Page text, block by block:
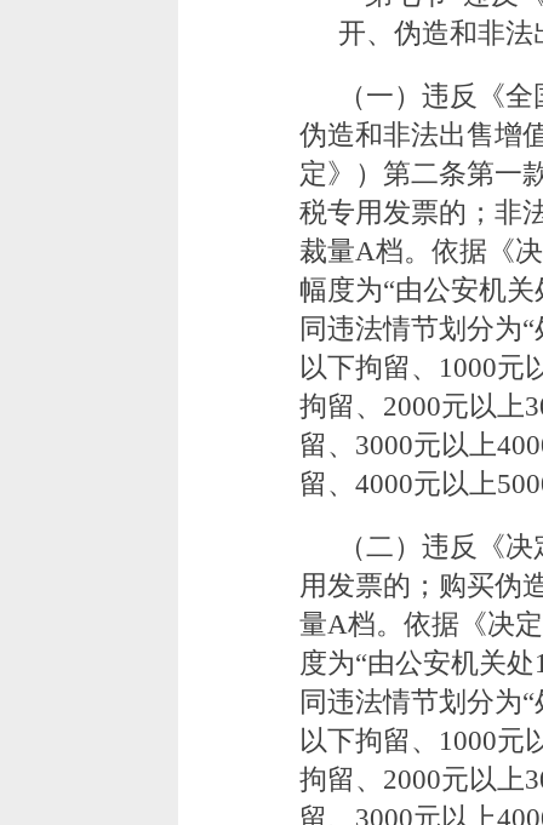
开、伪造和非
（一）违反《
伪造和非法出售增
定》）第二条第一
税专用发票的；非
裁量A档。依据《
幅度为“由公安机
同违法情节划分为
以下拘留、1000元
拘留、2000元以上
留、3000元以上
留、4000元以上
（二）违反《
用发票的；购买伪
量A档。依据《决
度为“由公安机关
同违法情节划分为
以下拘留、1000元
拘留、2000元以上
留、3000元以上